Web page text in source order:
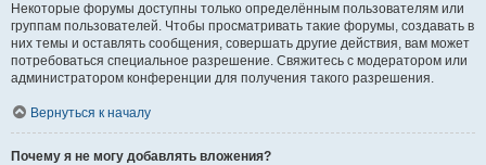
Некоторые форумы доступны только определённым пользователям или
группам пользователей. Чтобы просматривать такие форумы, создавать в
них темы и оставлять сообщения, совершать другие действия, вам может
потребоваться специальное разрешение. Свяжитесь с модератором или
администратором конференции для получения такого разрешения.
Вернуться к началу
Почему я не могу добавлять вложения?